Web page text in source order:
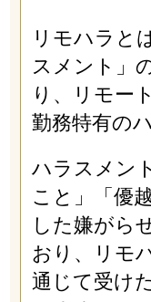
リモハラと
スメント」
り、リモー
勤務特有の
ハラスメン
こと」「優
した嫌がら
おり、リモ
通じて受け